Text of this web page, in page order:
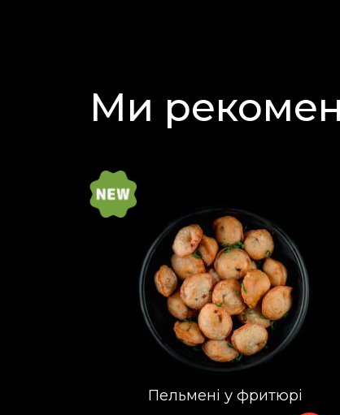
Ми
Пельмені у фритюрі